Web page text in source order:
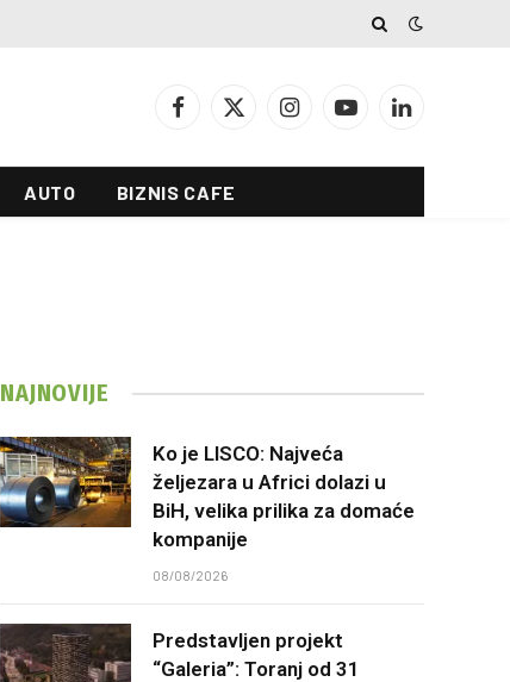
Facebook
X
InstagramYouTubeLinkedIn
AUTO BIZNIS CAFE
NAJNOVIJE
Ko je LISCO: Najveća
željezara u Africi dolazi u
BiH, velika prilika za domaće
kompanije
08/08/2026
Predstavljen projekt
“Galeria”: Toranj od 31